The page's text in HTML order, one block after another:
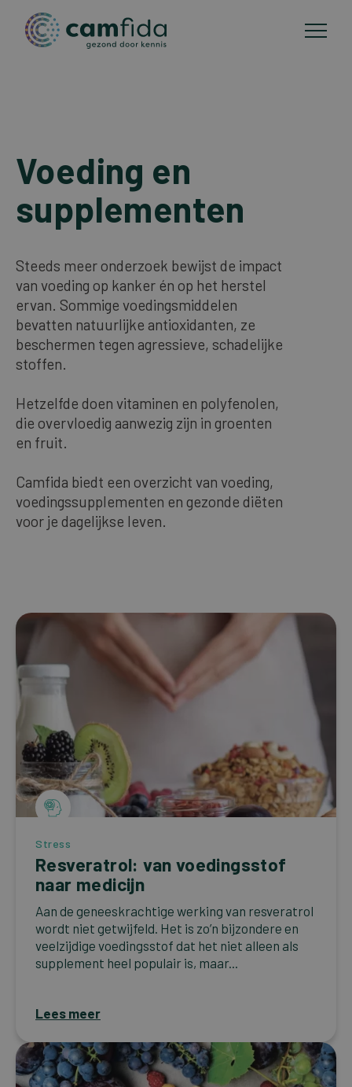
naar
inhoud
Voeding en
supplementen
Steeds meer onderzoek bewijst de impact
van voeding op kanker én op het herstel
ervan. Sommige voedingsmiddelen
bevatten natuurlijke antioxidanten, ze
beschermen tegen agressieve, schadelijke
stoffen.
Hetzelfde doen vitaminen en polyfenolen,
die overvloedig aanwezig zijn in groenten
en fruit.
Camfida biedt een overzicht van voeding,
voedingssupplementen en gezonde diëten
voor je dagelijkse leven.
Stress
Resveratrol: van voedingsstof
naar medicijn
Aan de geneeskrachtige werking van resveratrol
wordt niet getwijfeld. Het is zo’n bijzondere en
veelzijdige voedingsstof dat het niet alleen als
supplement heel populair is, maar...
Lees meer
CAM-methoden
Publicaties
Over Camfida
Contact
DUTCH